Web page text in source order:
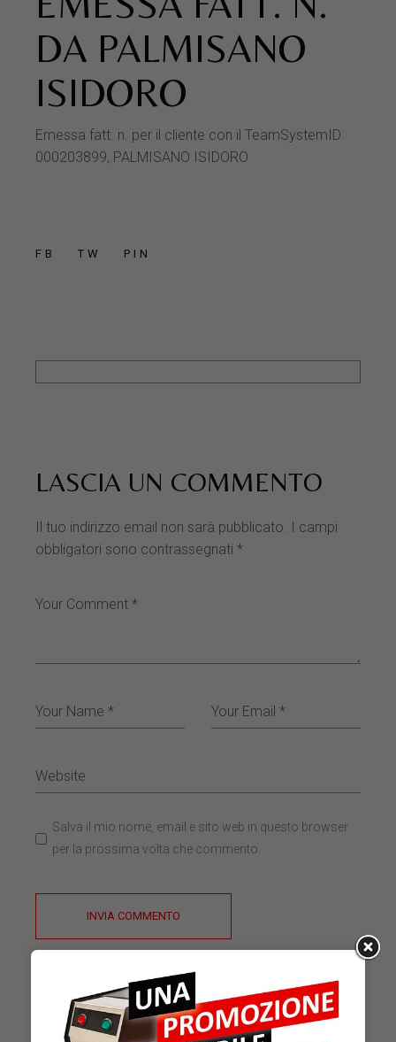
DA PALMISANO
ISIDORO
Emessa fatt. n. per il cliente con il TeamSystemID
000203899, PALMISANO ISIDORO
FB TW PIN
LASCIA UN COMMENTO
Il tuo indirizzo email non sarà pubblicato. I campi
obbligatori sono contrassegnati*
Salva il mio nome, email e sito web in questo browser
per la prossima volta che commento.
INVIA COMMENTO